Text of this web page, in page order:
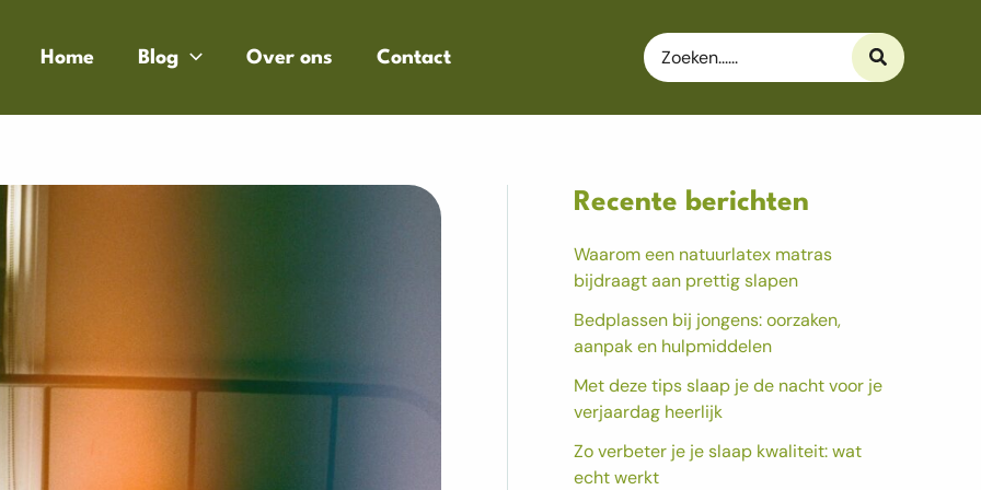
Home Blog Over ons Contact
Search
for:
Recente berichten
Waarom een natuurlatex matras
bijdraagt aan prettig slapen
Bedplassen bij jongens: oorzaken,
aanpak en hulpmiddelen
Met deze tips slaap je de nacht voor je
verjaardag heerlijk
Zo verbeter je je slaap kwaliteit: wat
echt werkt